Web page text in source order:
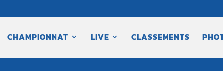
CHAMPIONNAT LIVE CLASSEMENTS